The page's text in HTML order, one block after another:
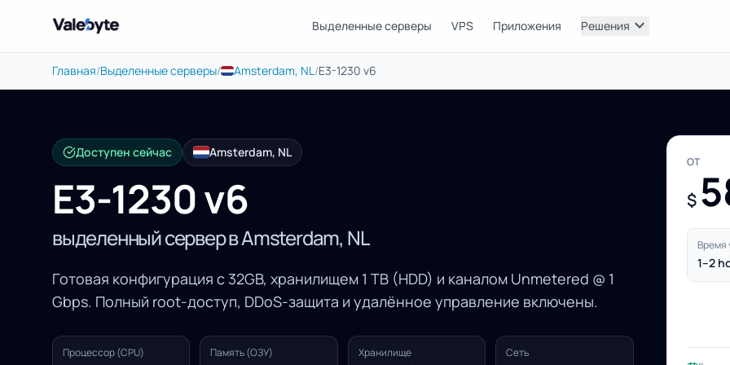
Valebyte Выделенные серверы VPS Приложения Решения expand_more
Главная/Выделенные серверы/ Amsterdam, NL/E3-1230 v6
Доступен сейчас Amsterdam, NL
E3-1230 v6
выделенный сервер в Amsterdam, NL
Готовая конфигурация с 32GB, хранилищем 1 TB (HDD) и каналом Unmetered @ 1
Gbps. Полный root-доступ, DDoS-защита и удалённое управление включены.
Процессор (CPU) Память (ОЗУ) Хранилище Сеть
ОТ
$
Время
1–2